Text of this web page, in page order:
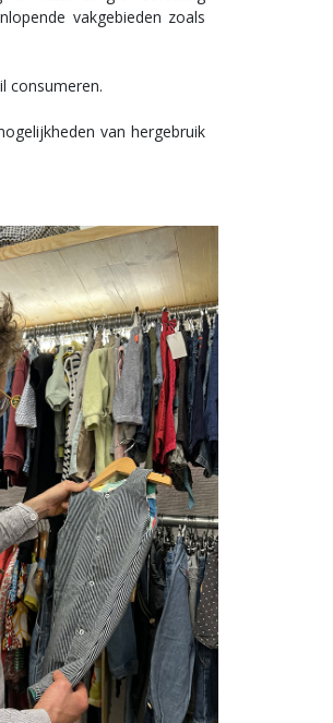
vakgebieden zoals
consumeren.
van hergebruik